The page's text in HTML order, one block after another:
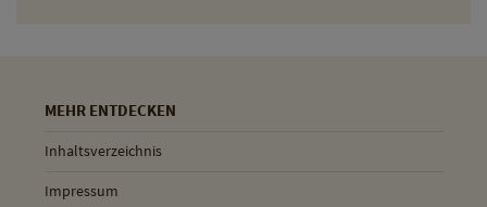
MEHR ENTDECKEN
Inhaltsverzeichnis
Impressum